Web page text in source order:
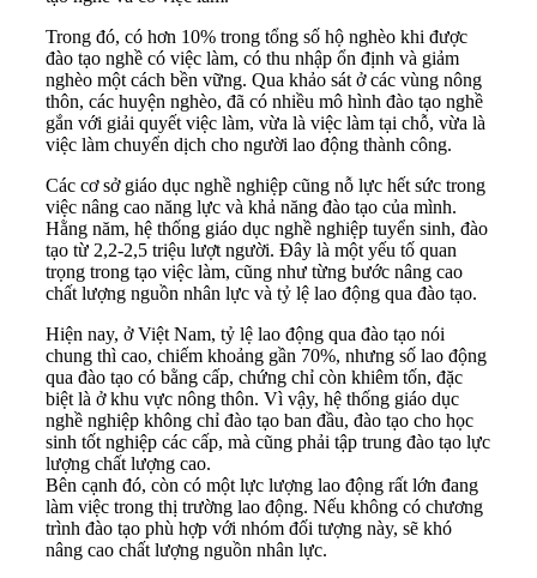
Trong đó, có hơn 10% trong tổng số hộ nghèo khi được
đào tạo nghề có việc làm, có thu nhập ổn định và giảm
nghèo một cách bền vững. Qua khảo sát ở các vùng nông
thôn, các huyện nghèo, đã có nhiều mô hình đào tạo nghề
gắn với giải quyết việc làm, vừa là việc làm tại chỗ, vừa là
việc làm chuyển dịch cho người lao động thành công.
Các cơ sở giáo dục nghề nghiệp cũng nỗ lực hết sức trong
việc nâng cao năng lực và khả năng đào tạo của mình.
Hằng năm, hệ thống giáo dục nghề nghiệp tuyển sinh, đào
tạo từ 2,2-2,5 triệu lượt người. Đây là một yếu tố quan
trọng trong tạo việc làm, cũng như từng bước nâng cao
chất lượng nguồn nhân lực và tỷ lệ lao động qua đào tạo.
Hiện nay, ở Việt Nam, tỷ lệ lao động qua đào tạo nói
chung thì cao, chiếm khoảng gần 70%, nhưng số lao động
qua đào tạo có bằng cấp, chứng chỉ còn khiêm tốn, đặc
biệt là ở khu vực nông thôn. Vì vậy, hệ thống giáo dục
nghề nghiệp không chỉ đào tạo ban đầu, đào tạo cho học
sinh tốt nghiệp các cấp, mà cũng phải tập trung đào tạo lực
lượng chất lượng cao.
Bên cạnh đó, còn có một lực lượng lao động rất lớn đang
làm việc trong thị trường lao động. Nếu không có chương
trình đào tạo phù hợp với nhóm đối tượng này, sẽ khó
nâng cao chất lượng nguồn nhân lực.